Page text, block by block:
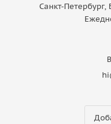
Санкт-